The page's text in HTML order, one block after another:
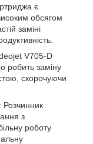
є
обсягом
заміні
V705-D
робить заміну
скорочуючи
: Розчинник
з
роботу